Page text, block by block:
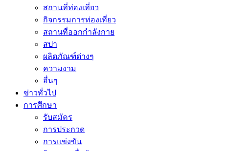
สถานที่ท่องเที่ยว
กิจกรรมการท่องเที่ยว
สถานที่ออกกำลังกาย
สปา
ผลิตภัณฑ์ต่างๆ
ความงาม
อื่นๆ
ข่าวทั่วไป
การศึกษา
รับสมัคร
การประกวด
การแข่งขัน